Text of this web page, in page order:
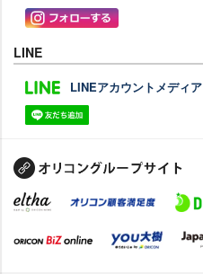
LINE
LINEアカウントメディア